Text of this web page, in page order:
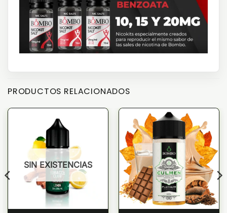
PRODUCTOS RELACIONADOS
SIN EXISTENCIAS